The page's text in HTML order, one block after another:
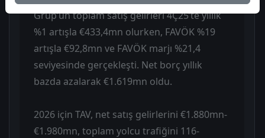
Grup’un toplam satış gelirleri 4Ç25’te yıllık
%1 artışla €433,4mn olurken, FAVÖK %19
artışla €92,8mn ve FAVÖK marjı %21,4
seviyesinde gerçekleşti. Net borç yıllık
bazda azalarak €1.619mn oldu.
2026 için TAV, net satış gelirlerini €1.880mn-
€1.980mn, toplam yolcu trafiğini 116-